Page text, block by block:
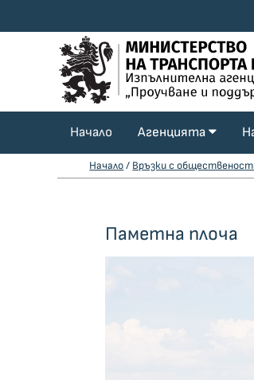
Начало Агенцията
Начало/ Връзки с
Паметна плоча